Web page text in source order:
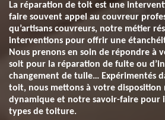
La réparation de toit est une
faire souvent appel au couvreur
qu’artisans couvreurs, notre métier
interventions pour offrir une
Nous prenons en soin de répondre à
soit pour la réparation de fuite ou
changement de tuile… Expérimentés
toit, nous mettons à votre disposition
dynamique et notre savoir-faire pour
types de toiture.